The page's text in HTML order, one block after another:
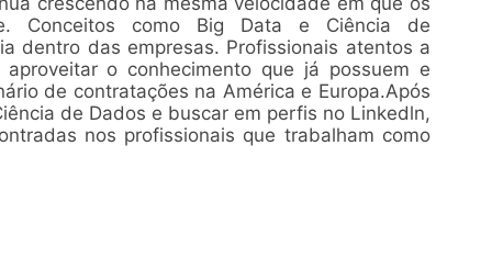
Conceitos como Big Data e Ciência de
dentro das empresas. Profissionais atentos a
o conhecimento que já possuem e
de contratações na América e Europa.Após
de Dados e buscar em perfis no Linkedln,
nos profissionais que trabalham como